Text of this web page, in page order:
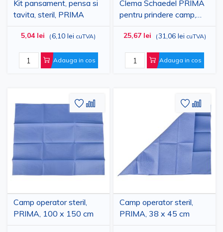
Kit pansament, pensa si
tavita, steril, PRIMA
5,04 lei (6,10 lei cuTVA)
Adauga in cos
Clema Schaedel PRIMA
pentru prindere camp,
9.5 cm, otel inoxidabil,
reutilizabila
25,67 lei (31,06 lei cuTVA)
Adauga in cos
Camp operator steril,
PRIMA, 100 x 150 cm
Adaugati
la
Lista
Dorinte
Adaugati
pentru
comparare
Camp operator steril,
PRIMA, 38 x 45 cm
la
Lista
de
Dorinte